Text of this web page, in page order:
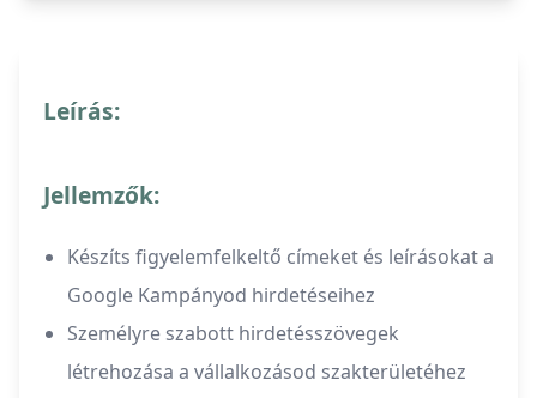
Leírás:
Jellemzők:
Készíts figyelemfelkeltő címeket és leírásokat a
Google Kampányod hirdetéseihez
Személyre szabott hirdetésszövegek
létrehozása a vállalkozásod szakterületéhez